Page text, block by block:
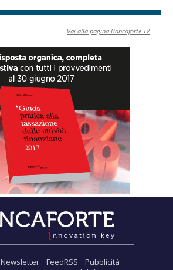
Vai alla pagina Bancaforte TV
Newsletter FeedRSS
Pubblicità